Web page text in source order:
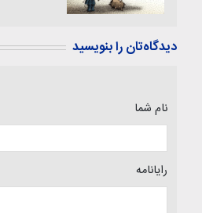
دیدگاه‌تان را بنویسید
نام شما
رایانامه